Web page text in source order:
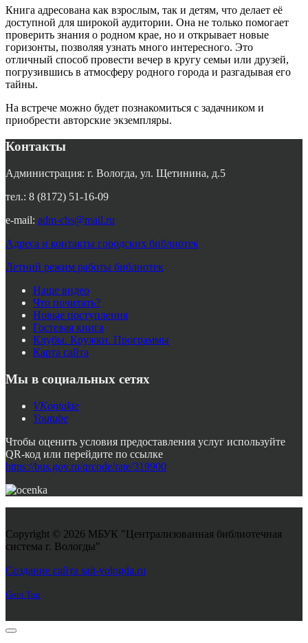
Книга адресована как взрослым, так и детям, что делает её
доступной для широкой аудитории. Она не только помогает
проверить знания о родном крае, но и открывает новые
горизонты, позволяя узнать много интересного. Это
отличный способ провести вечер в кругу семьи или друзей,
погрузившись в атмосферу родного города и разгадывая его
тайны.
На встрече можно будет познакомиться с задачником и
приобрести авторские экземпляры.
Контакты
Администрация: г. Вологда, ул. Щетинина, д.5
тел.: 8 (8172) 51-16-09
e-mail: adm-cbs@mail.ru
Адреса и контакты городских библиотек
Летний режим работы библиотек
Наше видео
Что почитать?
Новые поступления
Гостевая книга
Клубы. Кружки. Программы
Карта сайта
Мы в социальных сетях
VKontakte
Youtube
Чтобы оценить условия предоставления услуг используйте
QR-код или перейдите по ссылке
https://bus.gov.ru/qrcode/rate/319900
Copyright © 2026 МБУК "Централизованная библиотечная
система г. Вологды"
Создание сайта sait-vologda.ru
Goto Top